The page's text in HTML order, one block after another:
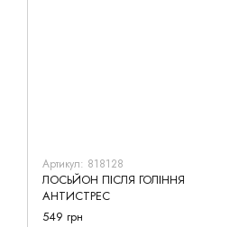
Артикул: 818128
ЛОСЬЙОН ПІСЛЯ ГОЛІННЯ
АНТИСТРЕС
549 грн